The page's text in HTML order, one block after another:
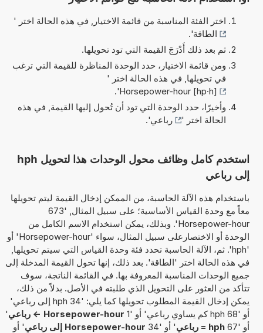
اختر الفئة المناسبة من قائمة الاختيار, في هذه الحالة اختر '
الطاقة'.
ثم بعد ذلك أَدْرَجَ القيمة التي تود تحويلها.
ومن قائمة الاختيار، حدد الوحدة المناظرة للقيمة التي ترغب
في تحويلها, في هذه الحالة اختر '
Horsepower-hour [hp·h]
'.
وأخيرًا، حدد الوحدة التي تود أن تُحول إليها القيمة, في هذه
الحالة اختر '
رباعي'.
استخدم كامل وظائف محول الوحدات هذا لتحويل hph
إلى رباعي
باستخدام هذه الآلة الحاسبة، من الممكن إدخال القيمة ليتم تحويلها
معاً مع وحدة القياس الأساسية؛ على سبيل المثال, '673
Horsepower-hour'. وبذلك، يمكن استخدام الاسم الكامل من
الوحدة أو الاختصارعلى سبيل المثال، سواء 'Horsepower-hour' أو
'hph'. ثم، الآلة الحاسبة تحدد فئة وحدة القياس التي سيتم تحويلها,
في هذه الحالة اختر 'الطاقة'. بعد ذلك، إنها تحول القيمة المدخلة إلى
جميع الوحدات المناسبة المعروفة بها. في القائمة الناتجة، سوف
تتأكد من العثور على التحويل الذي طلبته في الأصل. بدلاً من ذلك،
يمكن إدخال القيمة المطلوب تحويلها كما يلي: '34 hph إلى رباعي'
أو '68 hph كم يساوي رباعي' أو '1
Horsepower-hour -> رباعي
'
أو '67
hph = رباعي ' أو '34 Horsepower-hour إلى رباعي
' أو